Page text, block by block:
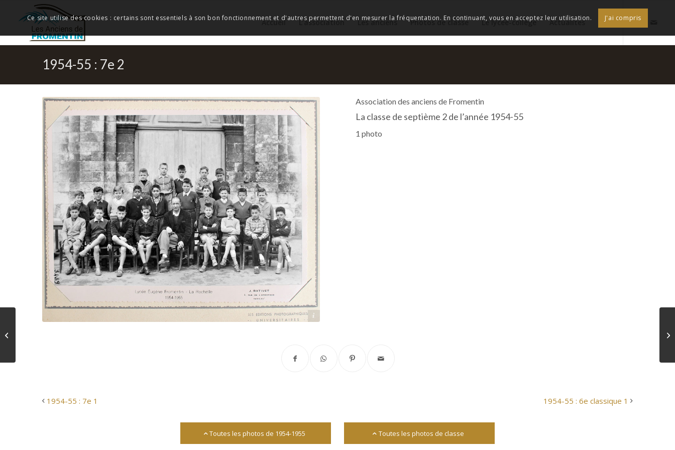
Accueil L’association Les anciens Photos de classe Le lycée-collège Actualités
1954-55 : 7e 2
Archives départementales 17
Association des anciens de Fromentin
La classe de septième 2 de l’année 1954-55
1 photo
1954-55 : 7e 1 1954-55 : 6e classique 1
Toutes les photos de 1954-1955 Toutes les photos de classe
Ce site utilise des cookies : certains sont essentiels à son bon fonctionnement et d'autres permettent d'en mesurer la fréquentation. En continuant, vous en acceptez leur utilisation. J'ai compris